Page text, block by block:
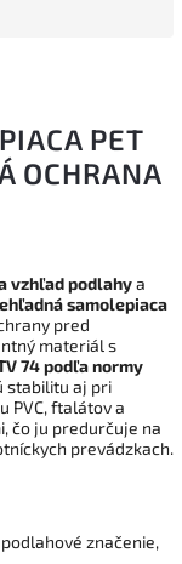
PET
OCHRANA
vzhľad podlahya
samolepiaca
pred
materiál s
74 podľa normy
stabilitu aj pri
PVC, ftalátov a
čo ju predurčuje na
prevádzkach.
značenie,